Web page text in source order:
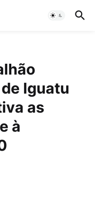
Iguatu
as
à